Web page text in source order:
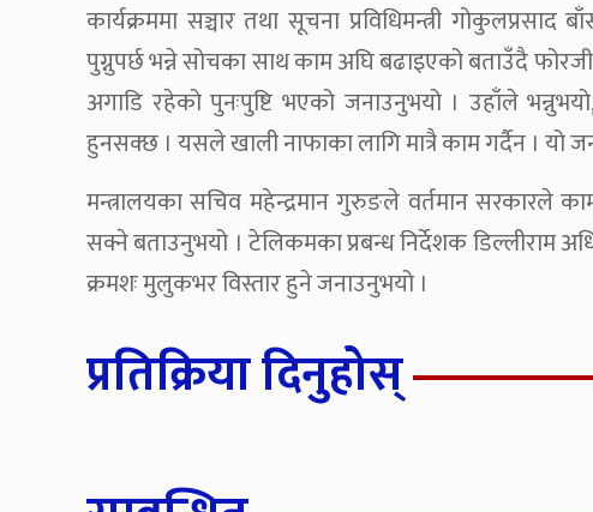
कार्यक्रममा सञ्चार तथा सूचना प्रविधिमन्त्री
पुग्नुपर्छ भन्ने सोचका साथ काम अघि बढाइएको बताउँदै फोरजी
अगाडि रहेको पुनःपुष्टि भएको जनाउनुभयो । उहाँले
हुनसक्छ । यसले खाली नाफाका लागि मात्रै काम गर्दैन । यो
मन्त्रालयका सचिव महेन्द्रमान गुरुङले वर्तमान सरकारले
सक्ने बताउनुभयो । टेलिकमका प्रबन्ध निर्देशक डिल्लीराम
क्रमशः मुलुकभर विस्तार हुने जनाउनुभयो ।
प्रतिक्रिया दिनुहोस्